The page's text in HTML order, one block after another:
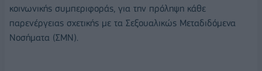
κοινωνικής συμπεριφοράς, για την πρόληψη κάθε
παρενέργειας σχετικής με τα Σεξουαλικώς Μεταδιδόμενα
Νοσήματα (ΣΜΝ).